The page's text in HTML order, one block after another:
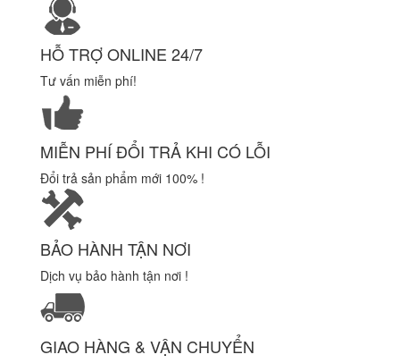
HỖ TRỢ ONLINE 24/7
Tư vấn miễn phí!
MIỄN PHÍ ĐỔI TRẢ KHI CÓ LỖI
Đổi trả sản phẩm mới 100% !
BẢO HÀNH TẬN NƠI
Dịch vụ bảo hành tận nơi !
GIAO HÀNG & VẬN CHUYỂN